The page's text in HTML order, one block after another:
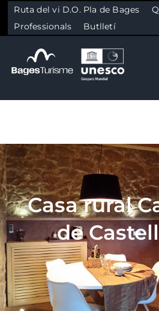
Skip to content
Ruta del vi D.O. Pla de Bages
Professionals
Butlletí
Cultura
Gastronomia
Planifica
Casa rural
de